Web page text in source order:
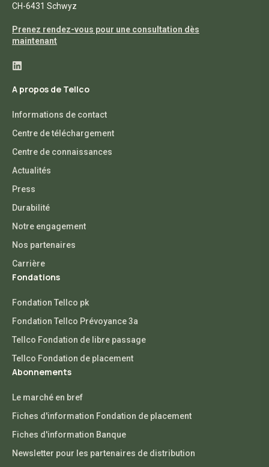
CH-6431 Schwyz
Prenez rendez-vous pour une consultation dès
maintenant
A propos de Tellco
Informations de contact
Centre de téléchargement
Centre de connaissances
Actualités
Press
Durabilité
Notre engagement
Nos partenaires
Carrière
Fondations
Fondation Tellco pk
Fondation Tellco Prévoyance 3a
Tellco Fondation de libre passage
Tellco Fondation de placement
Abonnements
Le marché en bref
Fiches d'information Fondation de placement
Fiches d'information Banque
Newsletter pour les partenaires de distribution